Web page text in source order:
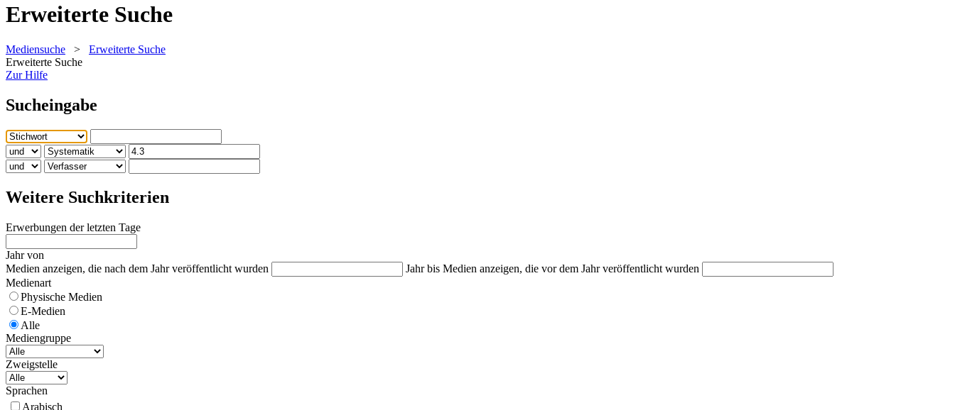
Erweiterte Suche
Mediensuche > Erweiterte Suche
Erweiterte Suche
Zur Hilfe
Sucheingabe
Weitere Suchkriterien
Erwerbungen der letzten Tage
Jahr von
Medien anzeigen, die nach dem Jahr veröffentlicht wurden
Jahr bis Medien anzeigen, die vor dem Jahr veröffentlicht wurden
Medienart
Physische Medien
E-Medien
Alle
Mediengruppe
Zweigstelle
Sprachen
Arabisch